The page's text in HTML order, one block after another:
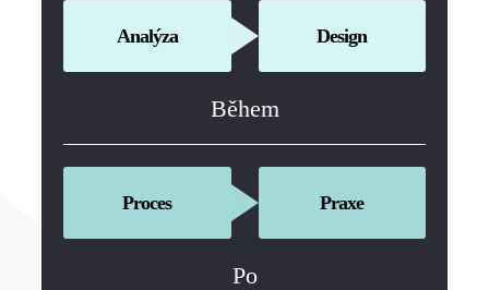
Analýza Design
Během
Proces Praxe
Po